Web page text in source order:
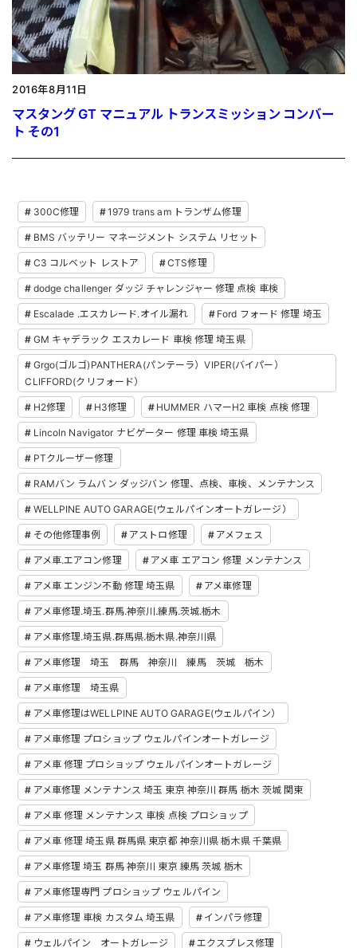
2016年8月11日
マスタング GT マニュアル トランスミッション コンバー
ト その1
300C修理 1979 trans am トランザム修理
BMS バッテリー マネージメント システム リセット
C3 コルベット レストア CTS修理
dodge challenger ダッジ チャレンジャー 修理 点検 車検
Escalade .エスカレード.オイル漏れ Ford フォード 修理 埼玉
GM キャデラック エスカレード 車検 修理 埼玉県
Grgo(ゴルゴ)PANTHERA(パンテーラ）VIPER(バイパー）
CLIFFORD(クリフォード）
H2修理 H3修理 HUMMER ハマーH2 車検 点検 修理
Lincoln Navigator ナビゲーター 修理 車検 埼玉県
PTクルーザー修理
RAMバン ラムバン ダッジバン 修理、点検、車検、メンテナンス
WELLPINE AUTO GARAGE(ウェルパインオートガレージ）
その他修理事例 アストロ修理 アメフェス
アメ車.エアコン修理 アメ車 エアコン 修理 メンテナンス
アメ車 エンジン不動 修理 埼玉県 アメ車修理
アメ車修理.埼玉.群馬.神奈川.練馬.茨城.栃木
アメ車修理.埼玉県.群馬県.栃木県.神奈川県
アメ車修理 埼玉 群馬 神奈川 練馬 茨城 栃木
アメ車修理 埼玉県
アメ車修理はWELLPINE AUTO GARAGE(ウェルパイン）
アメ車修理 プロショップ ウェルパインオートガレージ
アメ車 修理 プロショップ ウェルパインオートガレージ
アメ車修理 メンテナンス 埼玉 東京 神奈川 群馬 栃木 茨城 関東
アメ車 修理 メンテナンス 車検 点検 プロショップ
アメ車 修理 埼玉県 群馬県 東京都 神奈川県 栃木県 千葉県
アメ車修理 埼玉 群馬 神奈川 東京 練馬 茨城 栃木
アメ車修理専門 プロショップ ウェルパイン
アメ車修理 車検 カスタム 埼玉県 インパラ修理
ウェルパイン オートガレージ エクスプレス修理